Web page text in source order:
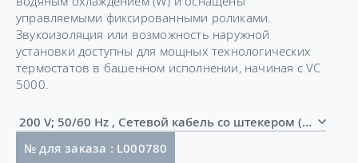
управляемыми фиксированными роликами.
Звукоизоляция или возможность наружной
установки доступны для мощных технологических
термостатов в башенном исполнении, начиная с VC
5000.
200 V; 50/60 Hz , Сетевой кабель со штекером (NEMA
№ для заказа : L000780